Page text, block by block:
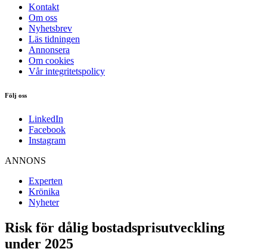
Kontakt
Om oss
Nyhetsbrev
Läs tidningen
Annonsera
Om cookies
Vår integritetspolicy
Följ oss
LinkedIn
Facebook
Instagram
ANNONS
Experten
Krönika
Nyheter
Risk för dålig bostadsprisutveckling
under 2025